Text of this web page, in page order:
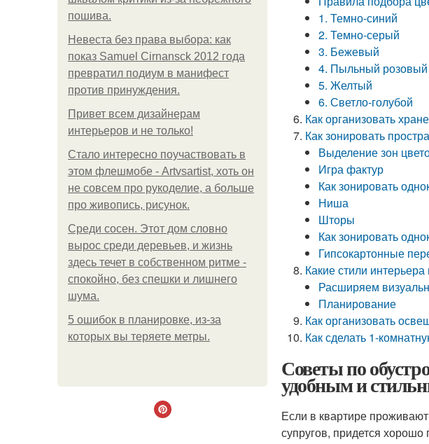
пошива.
Невеста без права выбора: как
показ Samuel Cirnansck 2012 года
превратил подиум в манифест
против принуждения.
Привет всем дизайнерам
интерьеров и не только!
Стало интересно поучаствовать в
этом флешмобе - Artvsartist, хоть он
не совсем про рукоделие, а больше
про живопись, рисунок.
Среди сосен. Этот дом словно
вырос среди деревьев, и жизнь
здесь течет в собственном ритме -
спокойно, без спешки и лишнего
шума.
5 ошибок в планировке, из-за
которых вы теряете метры.
1. Темно-синий
2. Темно-серый
3. Бежевый
4. Пыльный розовый
5. Желтый
6. Светло-голубой
Как организовать
Как зонировать
Выделение зон
Игра фактур
Как зонировать
Ниша
Шторы
Как зонировать
Гипсокартонные
Какие стили
Расширяем
Планирование
Как организовать
Как сделать 1-
Советы по
удобным и
Если в квартире
супругов, придется